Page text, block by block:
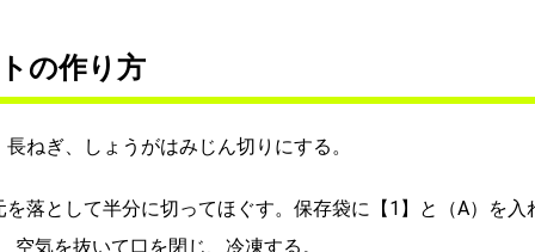
の作り方
ねぎ、しょうがはみじん切りにする。
落として半分に切ってほぐす。保存袋に【1】と（A）を入
気を抜いて口を閉じ、冷凍する。